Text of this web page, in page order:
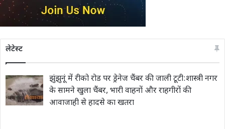
लेटेस्ट
झुंझुनूं में रीको रोड पर ड्रेनेज चैंबर की जाली टूटी:शास्त्री नगर
के सामने खुला चैंबर, भारी वाहनों और राहगीरों की
आवाजाही से हादसे का खतरा